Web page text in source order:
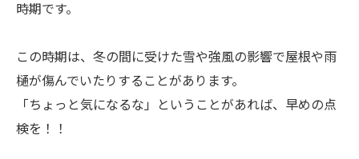
時期です。
この時期は、冬の間に受けた雪や強風の影響で屋根や雨
樋が傷んでいたりすることがあります。
「ちょっと気になるな」ということがあれば、早めの点
検を！！